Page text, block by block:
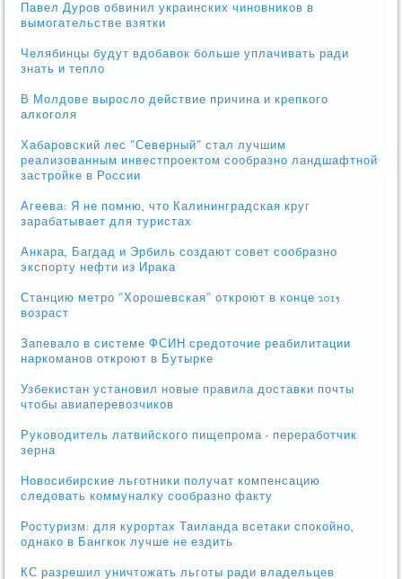
Павел Дуров обвинил украинских чиновников в
вымогательстве взятки
Челябинцы будут вдобавок больше уплачивать ради
знать и тепло
В Молдове выросло действие причина и крепкого
алкоголя
Хабаровский лес "Северный" стал лучшим
реализованным инвестпроектом сообразно ландшафтной
застройке в России
Агеева: Я не помню, что Калининградская круг
зарабатывает для туристах
Анкара, Багдад и Эрбиль создают совет сообразно
экспорту нефти из Ирака
Станцию метро "Хорошевская" откроют в конце 2015
возраст
Запевало в системе ФСИН средоточие реабилитации
наркоманов откроют в Бутырке
Узбекистан установил новые правила доставки почты
чтобы авиаперевозчиков
Руководитель латвийского пищепрома - переработчик
зерна
Новосибирские льготники получат компенсацию
следовать коммуналку сообразно факту
Ростуризм: для курортах Таиланда всетаки спокойно,
однако в Бангкок лучше не ездить
КС разрешил уничтожать льготы ради владельцев